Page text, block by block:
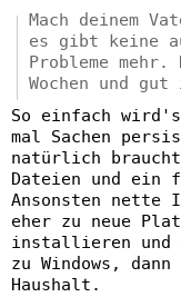
Mach deinem
es gibt keine
Probleme
Wochen und
So einfach
mal Sachen
natürlich
Dateien und ein
Ansonsten nette
eher zu neue
installieren und
zu Windows,
Haushalt.